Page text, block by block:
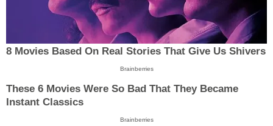
8 Movies Based On Real Stories That Give Us Shivers
Brainberries
These 6 Movies Were So Bad That They Became
Instant Classics
Brainberries